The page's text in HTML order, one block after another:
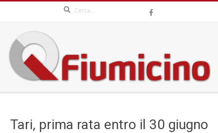
content
QFIUMICINO.COM
MenuTari, prima rata entro il 30 giugno